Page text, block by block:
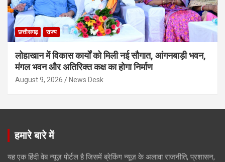
छत्तीसगढ़ राज्य
लोहाखान में विकास कार्यों को मिली नई सौगात, आंगनबाड़ी भवन,
मंगल भवन और अतिरिक्त कक्ष का होगा निर्माण
August 9, 2026 News Desk
हमारे बारे में
यह एक हिंदी वेब न्यूज़ पोर्टल है जिसमें ब्रेकिंग न्यूज़ के अलावा राजनीति, प्रशासन,